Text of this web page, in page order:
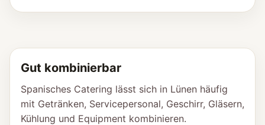
Gut kombinierbar
Spanisches Catering lässt sich in Lünen häufig
mit Getränken, Servicepersonal, Geschirr, Gläsern,
Kühlung und Equipment kombinieren.